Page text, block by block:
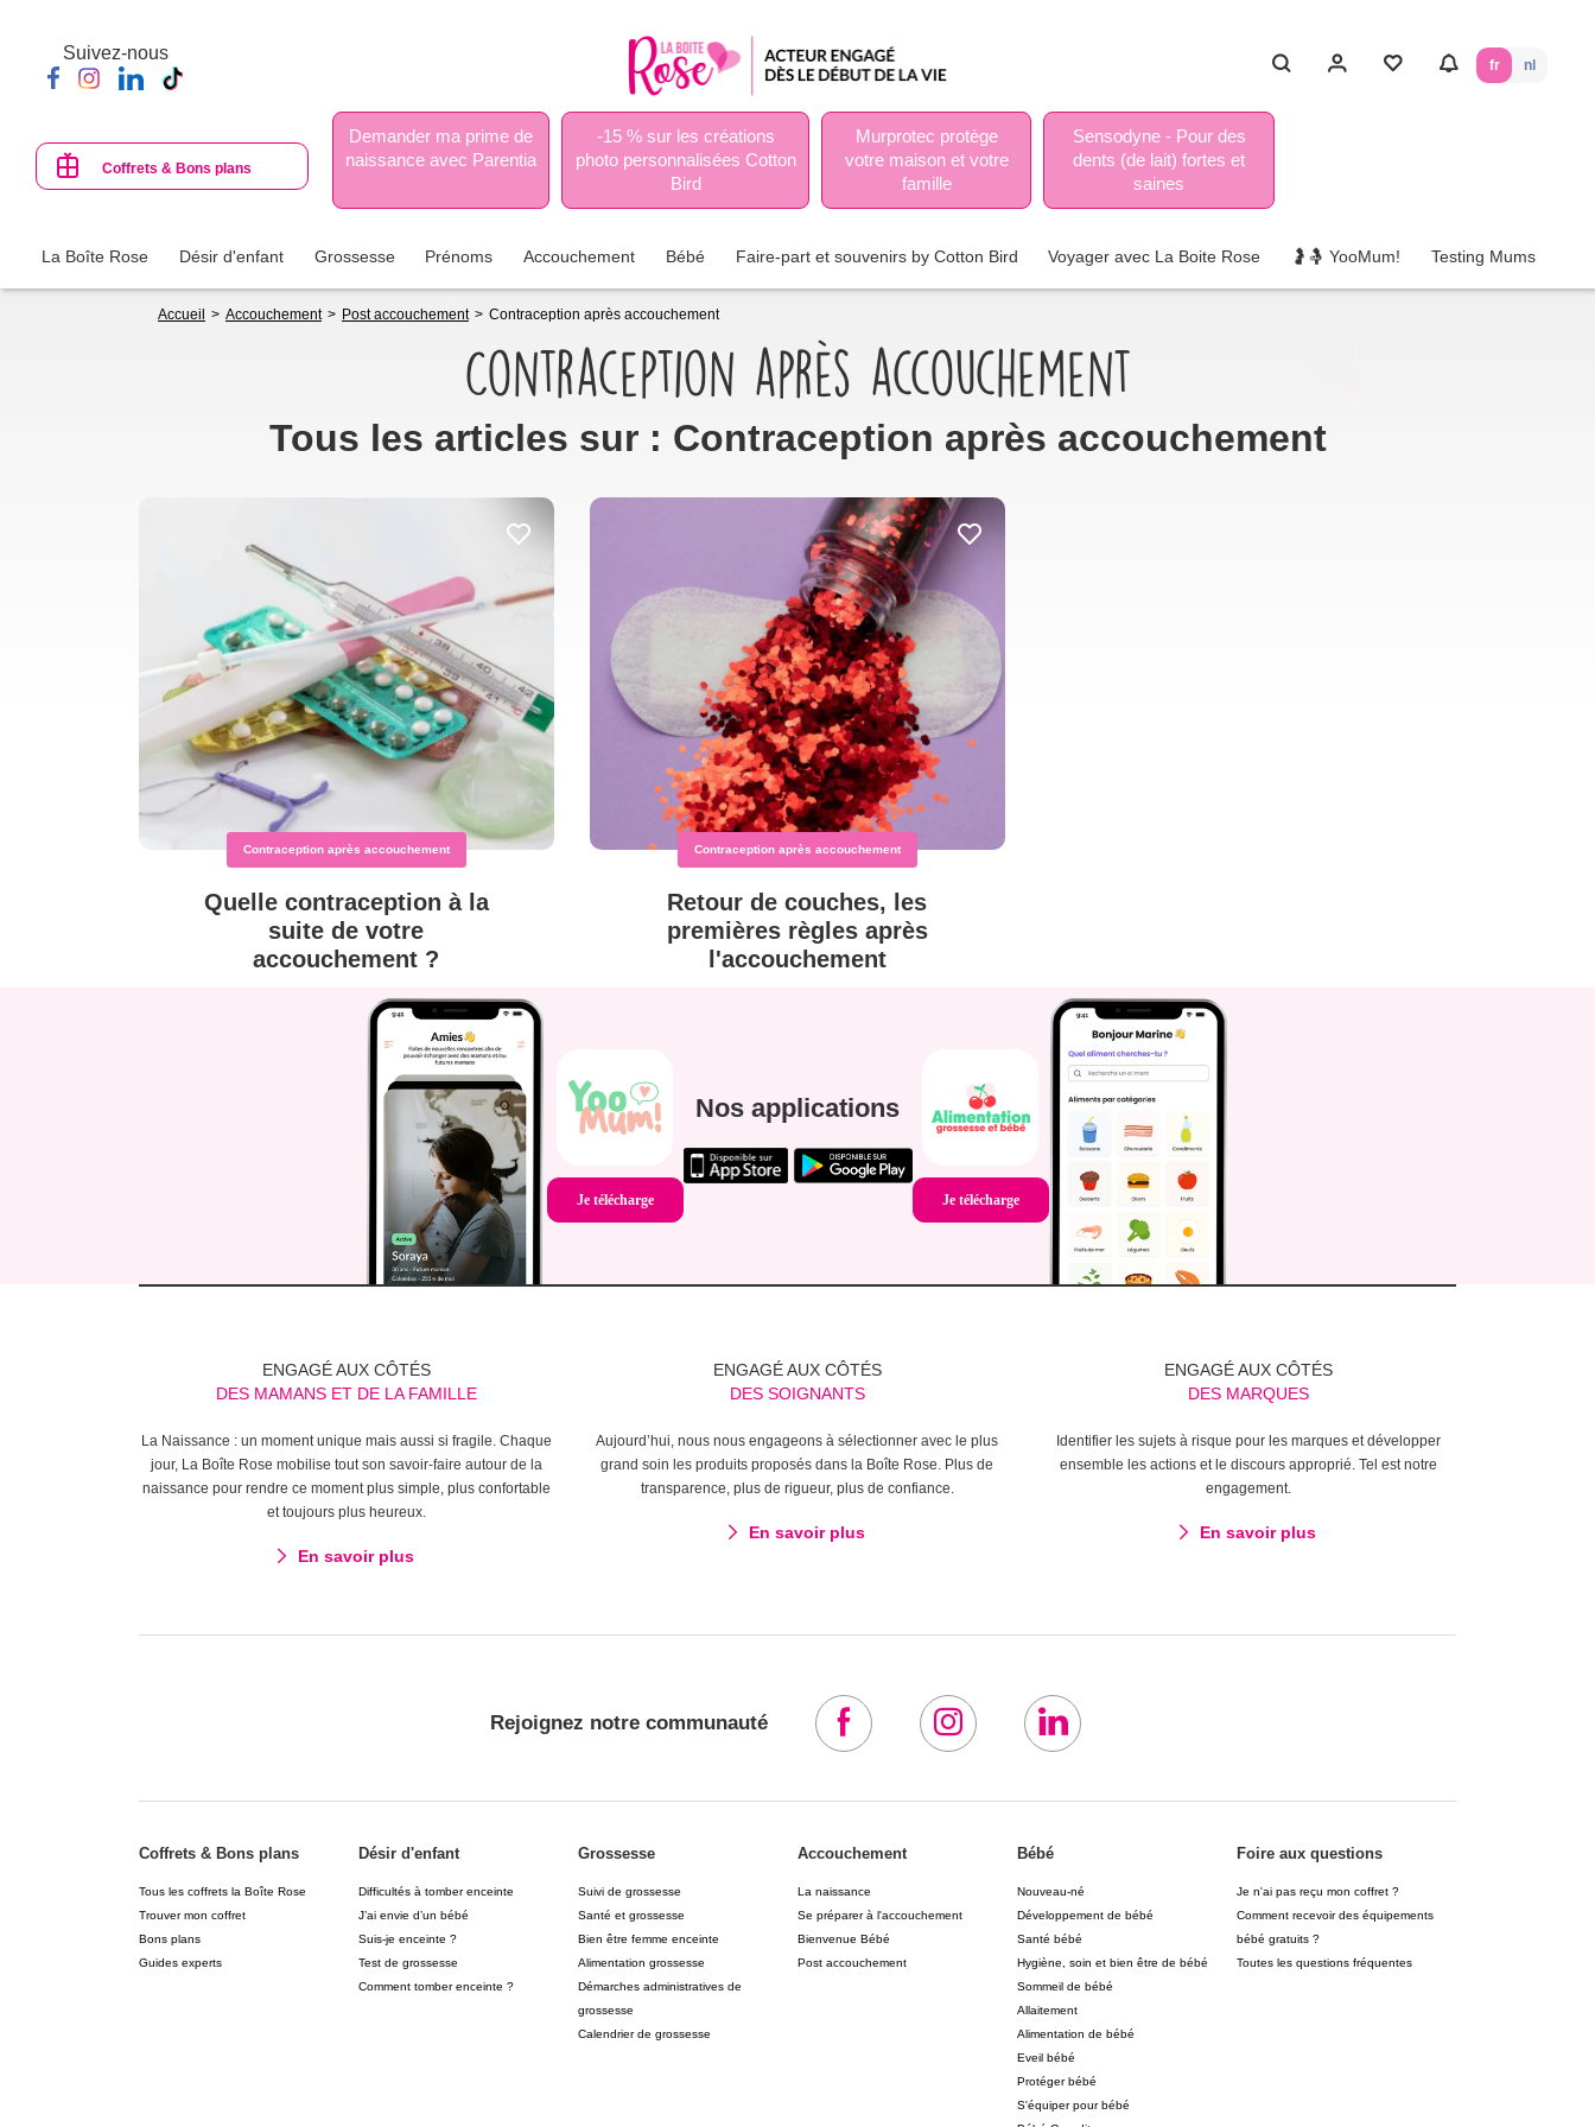
contenu
principal
Suivez-nous
fr nl
Coffrets & Bons plans
Demander ma prime de
naissance avec Parentia
-15 % sur les créations
photo personnalisées Cotton
Bird
Murprotec protège
votre maison et votre
famille
Sensodyne - Pour des
dents (de lait) fortes et
saines
La Boîte Rose Désir d'enfant Grossesse Prénoms Accouchement Bébé Faire-part et souvenirs by Cotton Bird Voyager avec La Boite Rose 🤰🤱 YooMum! Testing Mums
d'Ariane
Accueil Accouchement Post accouchement Contraception après accouchement
Contraception après accouchement
Tous les articles sur : Contraception après accouchement
Contraception après accouchement
Quelle contraception à la
suite de votre
accouchement ?
Contraception après accouchement
Retour de couches, les
premières règles après
l'accouchement
Je télécharge
Nos applications
Je télécharge
ENGAGÉ AUX CÔTÉS
DES MAMANS ET DE LA FAMILLE
La Naissance : un moment unique mais aussi si fragile. Chaque
jour, La Boîte Rose mobilise tout son savoir-faire autour de la
naissance pour rendre ce moment plus simple, plus confortable
et toujours plus heureux.
En savoir plus
ENGAGÉ AUX CÔTÉS
DES SOIGNANTS
Aujourd’hui, nous nous engageons à sélectionner avec le plus
grand soin les produits proposés dans la Boîte Rose. Plus de
transparence, plus de rigueur, plus de confiance.
En savoir plus
ENGAGÉ AUX CÔTÉS
DES MARQUES
Identifier les sujets à risque pour les marques et développer
ensemble les actions et le discours approprié. Tel est notre
engagement.
En savoir plus
Rejoignez notre communauté
Coffrets & Bons plans
Tous les coffrets la Boîte Rose
Trouver mon coffret
Bons plans
Guides experts
Désir d'enfant
Difficultés à tomber enceinte
J’ai envie d’un bébé
Suis-je enceinte ?
Test de grossesse
Comment tomber enceinte ?
Grossesse
Suivi de grossesse
Santé et grossesse
Bien être femme enceinte
Alimentation grossesse
Démarches administratives de
grossesse
Calendrier de grossesse
Accouchement
La naissance
Se préparer à l'accouchement
Bienvenue Bébé
Post accouchement
Bébé
Nouveau-né
Développement de bébé
Santé bébé
Hygiène, soin et bien être de bébé
Sommeil de bébé
Allaitement
Alimentation de bébé
Eveil bébé
Protéger bébé
S'équiper pour bébé
Foire aux questions
Je n'ai pas reçu mon coffret ?
Comment recevoir des équipements
bébé gratuits ?
Toutes les questions fréquentes